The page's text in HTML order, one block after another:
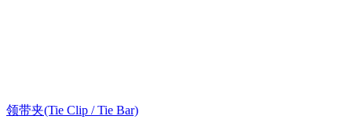
领带夹(Tie Clip / Tie Bar)